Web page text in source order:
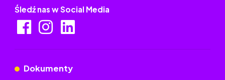
Śledź nas w Social Media
Dokumenty